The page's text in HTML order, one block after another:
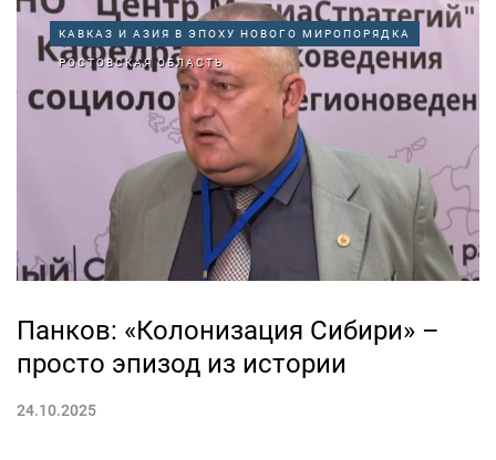
течения, направленные на дестабилизацию нашей
страны имеют общих бенефициаров, заявил на форуме
«Современные тенденции развития стран Большого
Кавказа и Центральной Азии в многополярном
КАВКАЗ И АЗИЯ В ЭПОХУ НОВОГО МИРОПОРЯДКА
РОСТОВСКАЯ ОБЛАСТЬ
Панков: «Колонизация Сибири» –
просто эпизод из истории
24.10.2025